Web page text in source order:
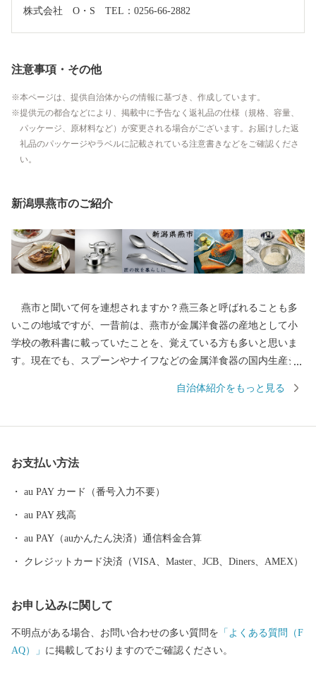
株式会社　O・S　TEL：0256-66-2882
注意事項・その他
本ページは、提供自治体からの情報に基づき、作成しています。
提供元の都合などにより、掲載中に予告なく返礼品の仕様（規格、容量、
パッケージ、原材料など）が変更される場合がございます。お届けした返
礼品のパッケージやラベルに記載されている注意書きなどをご確認くださ
い。
新潟県燕市のご紹介
燕市と聞いて何を連想されますか？燕三条と呼ばれることも多
いこの地域ですが、一昔前は、燕市が金属洋食器の産地として小
学校の教科書に載っていたことを、覚えている方も多いと思いま
す。現在でも、スプーンやナイフなどの金属洋食器の国内生産シ
属ハウスウェアは全国生産額の約90%を占める、世界有数の金属
市の製品が採用されるなど、燕製品は高い評価を受けています。
燕産の金属洋食器・金属ハウスウェアを使えば、ご家庭での食
工芸品の鎚起銅器、美味しいお米をはじめとした農産物も多数取
りそろえております。燕産品で、日々の生活にアクセントをつけ
てみてはいかがですか？
自治体紹介をもっと見る
お支払い方法
au PAY カード（番号入力不要）
au PAY 残高
au PAY（auかんたん決済）通信料金合算
クレジットカード決済（VISA、Master、JCB、Diners、AMEX）
お申し込みに関して
不明点がある場合、お問い合わせの多い質問を 「よくある質問（F
AQ）」 に掲載しておりますのでご確認ください。